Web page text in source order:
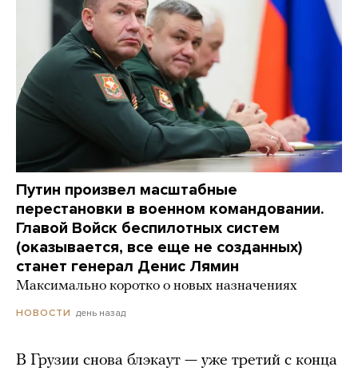
Путин произвел масштабные
перестановки в военном командовании.
Главой Войск беспилотных систем
(оказывается, все еще не созданных)
станет генерал Денис Лямин
Максимально коротко о новых назначениях
НОВОСТИ день назад
В Грузии снова блэкаут — уже третий с конца